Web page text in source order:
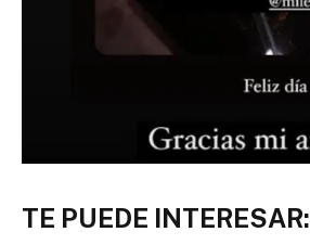
TE PUEDE INTERESAR: